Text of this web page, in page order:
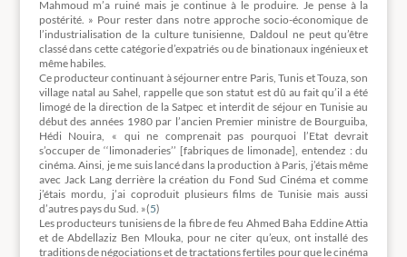
Mahmoud m’a ruiné mais je continue à le produire. Je pense à la
postérité. » Pour rester dans notre approche socio-économique de
l’industrialisation de la culture tunisienne, Daldoul ne peut qu’être
classé dans cette catégorie d’expatriés ou de binationaux ingénieux et
même habiles.
Ce producteur continuant à séjourner entre Paris, Tunis et Touza, son
village natal au Sahel, rappelle que son statut est dû au fait qu’il a été
limogé de la direction de la Satpec et interdit de séjour en Tunisie au
début des années 1980 par l’ancien Premier ministre de Bourguiba,
Hédi Nouira, « qui ne comprenait pas pourquoi l’Etat devrait
s’occuper de ‘‘limonaderies’’ [fabriques de limonade], entendez : du
cinéma. Ainsi, je me suis lancé dans la production à Paris, j’étais même
avec Jack Lang derrière la création du Fond Sud Cinéma et comme
j’étais mordu, j’ai coproduit plusieurs films de Tunisie mais aussi
d’autres pays du Sud. »(5)
Les producteurs tunisiens de la fibre de feu Ahmed Baha Eddine Attia
et de Abdellaziz Ben Mlouka, pour ne citer qu’eux, ont installé des
traditions de négociations et de tractations fertiles pour que le cinéma